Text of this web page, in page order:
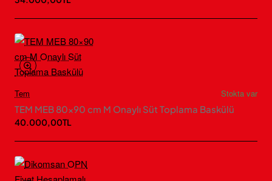
Tem
Stokta var
TEM MEB 80×90 cm M Onaylı Süt Toplama Baskülü
40.000,00TL